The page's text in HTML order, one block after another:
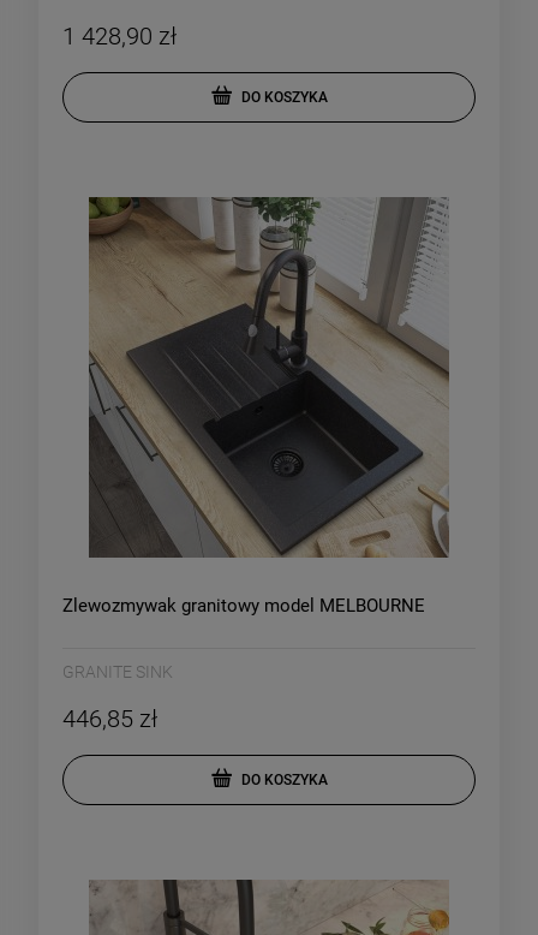
1 428,90 zł
DO KOSZYKA
Zlewozmywak granitowy model MELBOURNE
GRANITE SINK
446,85 zł
DO KOSZYKA